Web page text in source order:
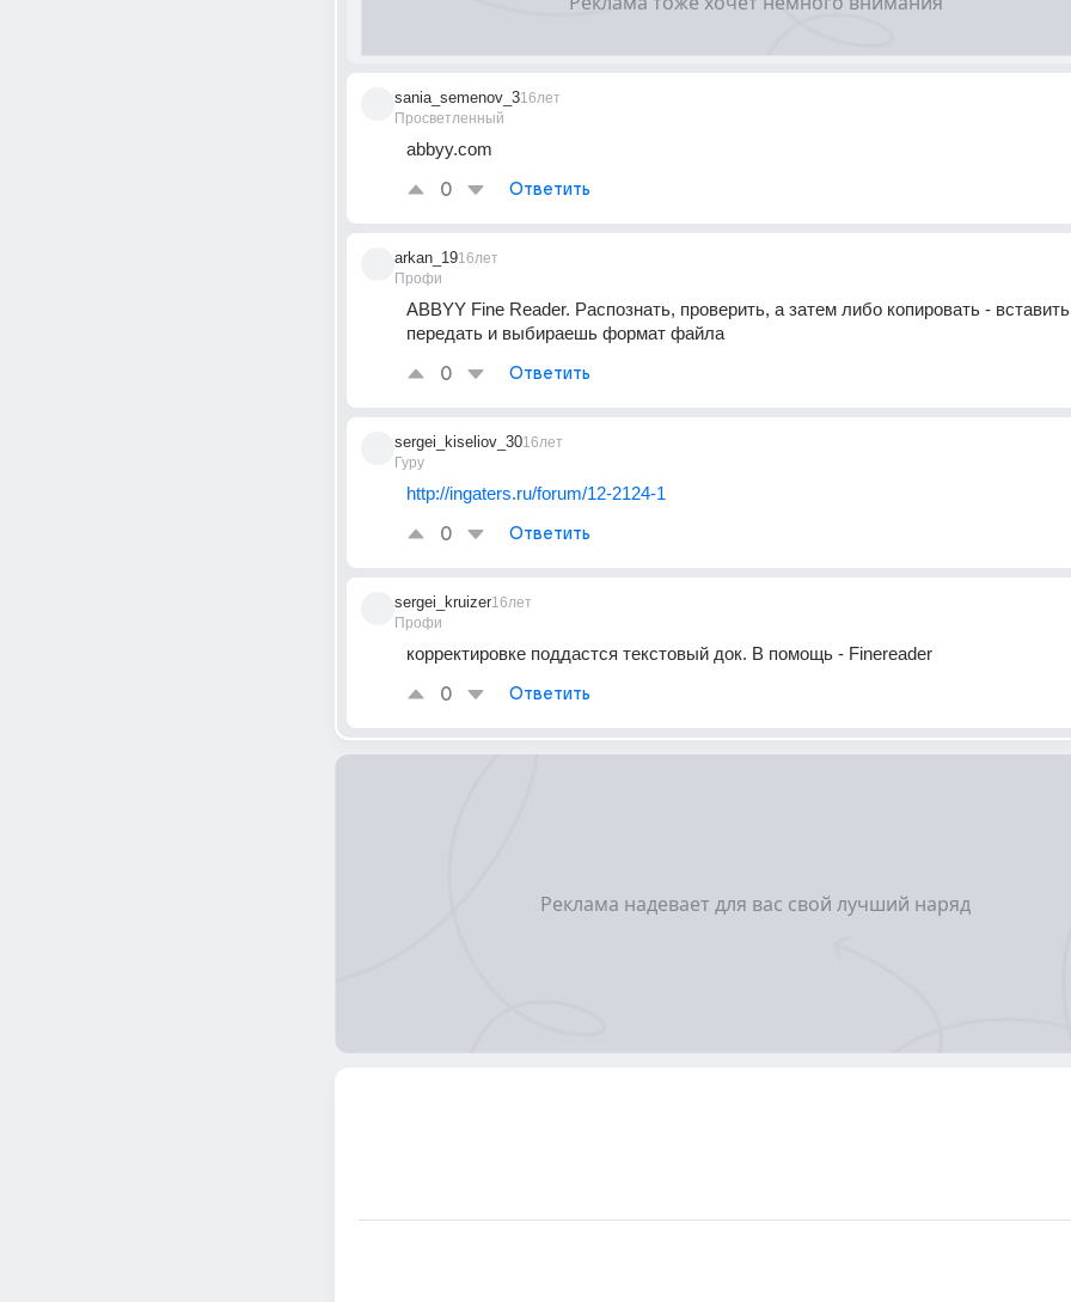
sania_semenov_3
Просветленный
16лет
abbyy.com
0 Ответить
arkan_19
Профи
16лет
ABBYY Fine Reader. Распознать, проверить, а затем либо копировать -
передать и выбираешь формат файла
0 Ответить
sergei_kiseliov_30
Гуру
16лет
http://ingaters.ru/forum/12-2124-1
0 Ответить
sergei_kruizer
Профи
16лет
корректировке поддастся текстовый док. В помощь - Finereader
0 Ответить